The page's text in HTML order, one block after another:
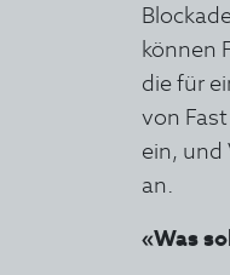
können
die für
von
ein, und
an.
«Was